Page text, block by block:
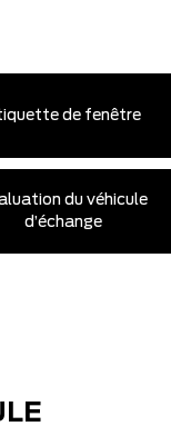
de fenêtre
du véhicule
d’échange